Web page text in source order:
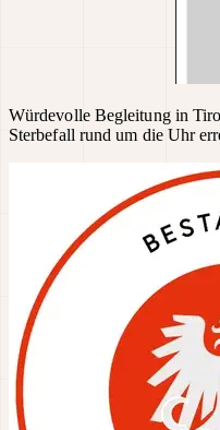
Würdevolle Begleitung in
Sterbefall rund um die Uhr